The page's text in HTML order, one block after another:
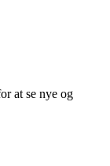
at se nye og